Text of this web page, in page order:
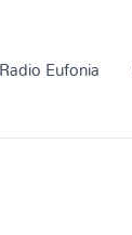
Radio Eufonia